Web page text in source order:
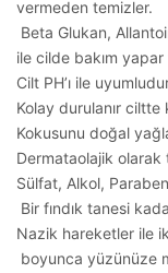
vermeden temizler.
Beta Glukan,
ile cilde bakım yapar
Cilt PH’ı ile
Kolay durulanır ciltte
Kokusunu doğal
Dermataolajik olarak
Sülfat, Alkol,
Bir fındık tanesi
Nazik hareketler ile
boyunca yüzünüze